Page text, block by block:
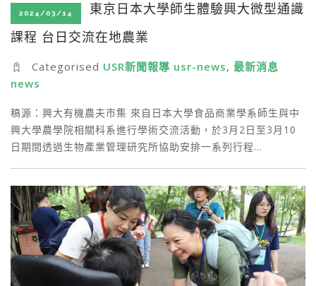
2024/03/14
東京日本大學師生體驗興大微型通識
課程 台日交流在地農業
Categorised USR新聞報導 usr-news, 最新消息
news
稿源：興大有機農夫市集 來自日本大學食品商業學系師生與中
興大學農學院相關科系進行學術交流活動，於3月2日至3月10
日期間透過生物產業管理研究所協助安排一系列行程…